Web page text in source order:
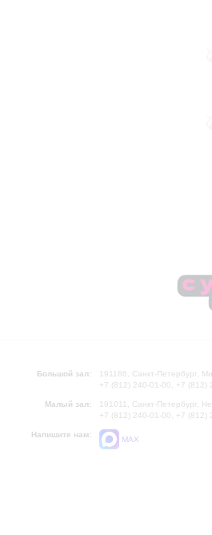
Большой зал:
191186, Санкт-Петербург,
+7 (812) 240-01-00, +7 (812)
Малый зал:
191011, Санкт-Петербург,
+7 (812) 240-01-00, +7 (812)
Напишите нам:
MAX